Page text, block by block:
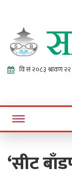
Online News Portal
‘सीट